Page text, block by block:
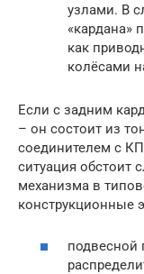
узлами. В
«кардана»
как
колёсами
Если с задним
– он состоит из
соединителем с
ситуация обстоит
механизма в
конструкционные
подвесной